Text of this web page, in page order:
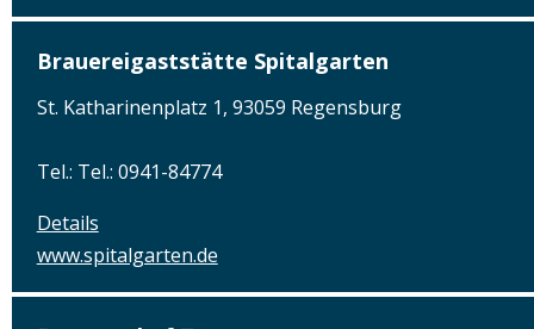
Brauereigaststätte Spitalgarten
St. Katharinenplatz 1, 93059 Regensburg
Tel.: Tel.: 0941-84774
Details
www.spitalgarten.de